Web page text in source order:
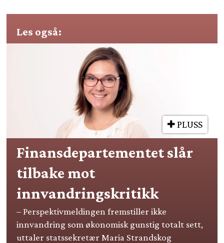
Les også:
PLUSS
Finansdepartementet slår
tilbake mot
innvandringskritikk
– Perspektivmeldingen fremstiller ikke
innvandring som økonomisk gunstig totalt sett,
uttaler statssekretær Maria Strandskog